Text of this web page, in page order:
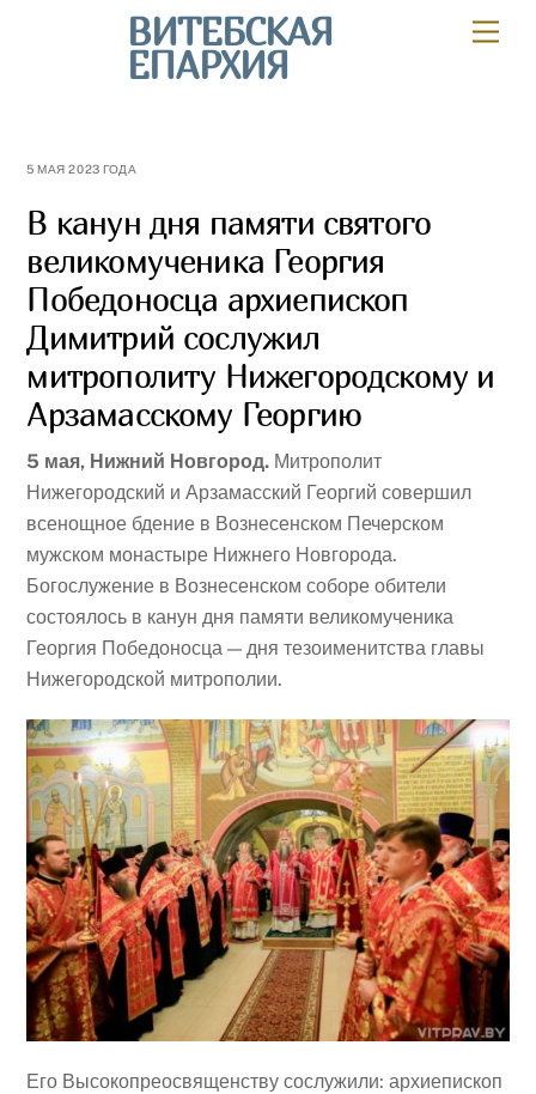
ВИТЕБСКАЯ
ЕПАРХИЯ
5 МАЯ 2023 ГОДА
В канун дня памяти святого
великомученика Георгия
Победоносца архиепископ
Димитрий сослужил
митрополиту Нижегородскому и
Арзамасскому Георгию
5 мая, Нижний Новгород. Митрополит
Нижегородский и Арзамасский Георгий совершил
всенощное бдение в Вознесенском Печерском
мужском монастыре Нижнего Новгорода.
Богослужение в Вознесенском соборе обители
состоялось в канун дня памяти великомученика
Георгия Победоносца — дня тезоименитства главы
Нижегородской митрополии.
Его Высокопреосвященству сослужили: архиепископ